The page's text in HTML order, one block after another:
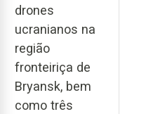
drones
ucranianos na
região
fronteiriça de
Bryansk, bem
como três